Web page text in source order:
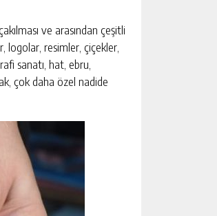
ve arasından çeşitli
logolar, resimler, çiçekler,
sanatı, hat, ebru,
çok daha özel nadide